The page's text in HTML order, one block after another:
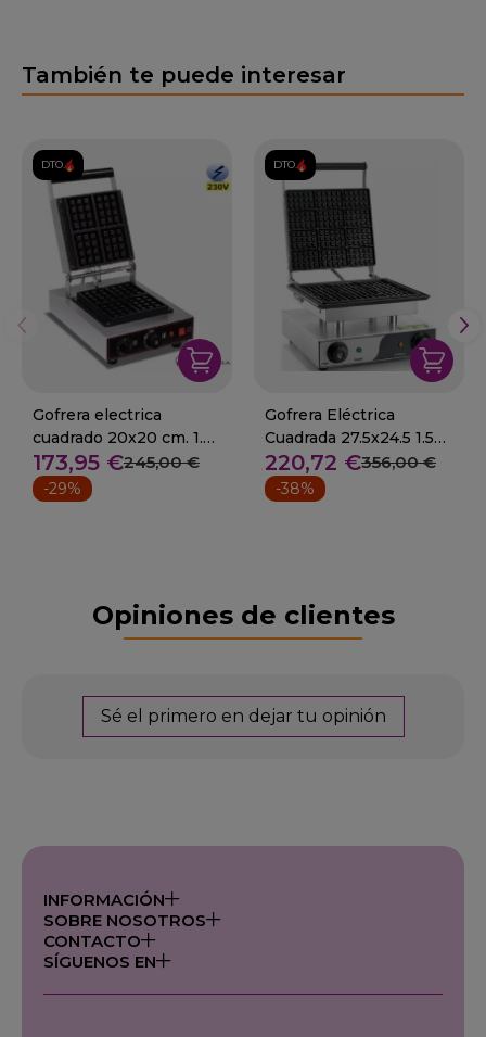
También te puede interesar
DTO.
Gofrera electrica
cuadrado 20x20 cm. 1.6
Kw.
173,95 €245,00 €
-29%
DTO.
Gofrera Eléctrica
Cuadrada 27.5x24.5 1.5
Kw 93-WM15
220,72 €356,00 €
-38%
Opiniones de clientes
Sé el primero en dejar tu opinión
INFORMACIÓN
SOBRE NOSOTROS
CONTACTO
SÍGUENOS EN